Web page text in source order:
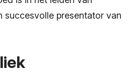
succesvolle presentator van